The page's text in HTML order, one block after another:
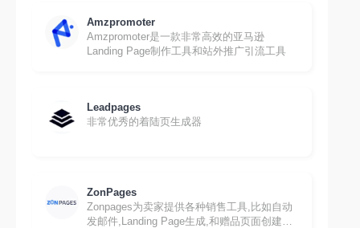
Amzpromoter
Amzpromoter是一款非常高效的亚马逊
Landing Page制作工具和站外推广引流工具
Leadpages
非常优秀的着陆页生成器
ZonPages
Zonpages为卖家提供各种销售工具,比如自动
发邮件,Landing Page生成,和赠品页面创建